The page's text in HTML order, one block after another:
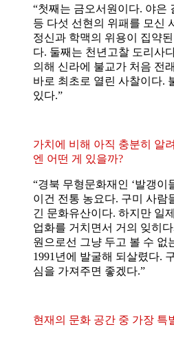
“첫째는 금오서원이다. 야은
등 다섯 선현의 위패를 모신
정신과 학맥의 위용이 집약
다. 둘째는 천년고찰 도리사
의해 신라에 불교가 처음 전
바로 최초로 열린 사찰이다.
있다.”
가치에 비해 아직 충분히 알
엔 어떤 게 있을까?
“경북 무형문화재인 ‘발갱이
이건 전통 농요다. 구미 사람
긴 문화유산이다. 하지만 일
업화를 거치면서 거의 잊히
원으로선 그냥 두고 볼 수 없
1991년에 발굴해 되살렸다.
심을 가져주면 좋겠다.”
현재의 문화 공간 중 가장 특